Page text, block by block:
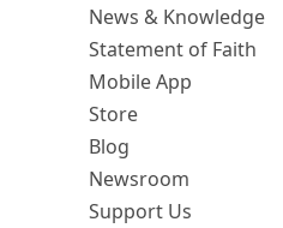
News & Knowledge
Statement of Faith
Mobile App
Store
Blog
Newsroom
Support Us